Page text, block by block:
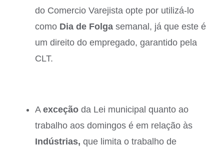
do Comercio Varejista opte por utilizá-lo
como Dia de Folga semanal, já que este é
um direito do empregado, garantido pela
CLT.
A exceção da Lei municipal quanto ao
trabalho aos domingos é em relação às
Indústrias, que limita o trabalho de